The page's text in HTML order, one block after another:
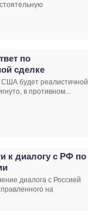
по
сделке
США будет реалистичной
в противном...
к диалогу с РФ по
диалога с Россией
на